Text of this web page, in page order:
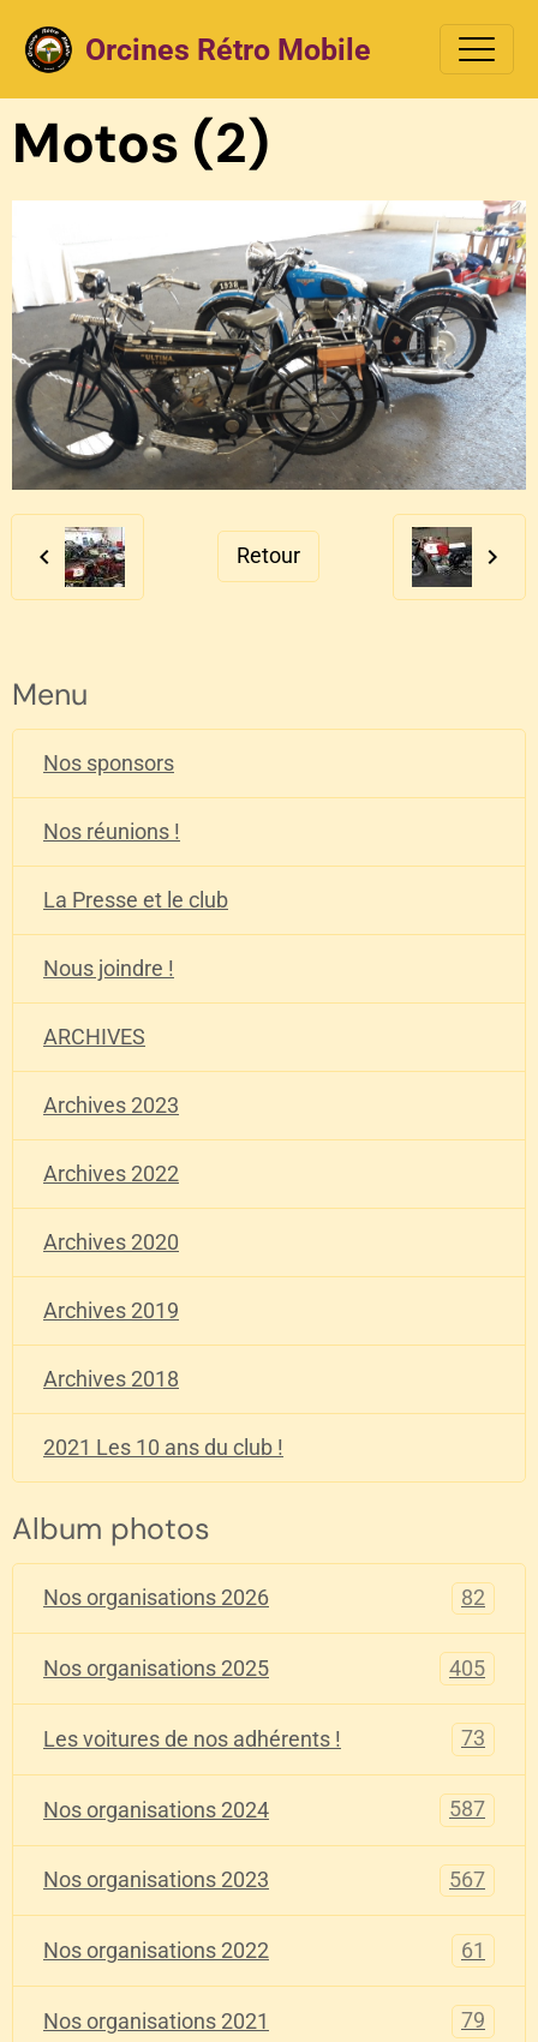
Orcines Rétro Mobile
Motos (2)
Retour
Menu
Nos sponsors
Nos réunions !
La Presse et le club
Nous joindre !
ARCHIVES
Archives 2023
Archives 2022
Archives 2020
Archives 2019
Archives 2018
2021 Les 10 ans du club !
Album photos
Nos organisations 2026 82
Nos organisations 2025 405
Les voitures de nos adhérents ! 73
Nos organisations 2024 587
Nos organisations 2023 567
Nos organisations 2022 61
Nos organisations 2021 79